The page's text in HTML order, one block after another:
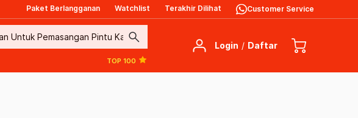
Paket Berlangganan Watchlist Terakhir Dilihat Customer Service
search
TOP 100
Login / Daftar